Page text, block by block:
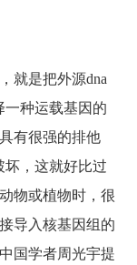
就是把外源dna
一种运载基因的
有很强的排他
坏，这就好比过
物或植物时，很
导入核基因组的
国学者周光宇提